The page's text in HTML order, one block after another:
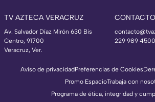
TV AZTECA VERACRUZ
Av. Salvador Díaz Mirón 630 Bis
Centro, 91700
Veracruz, Ver.
CONTACTO
229 989
Aviso de privacidadPreferencias de Cookies
Promo EspacioTrabaja con
Programa de ética, integridad y